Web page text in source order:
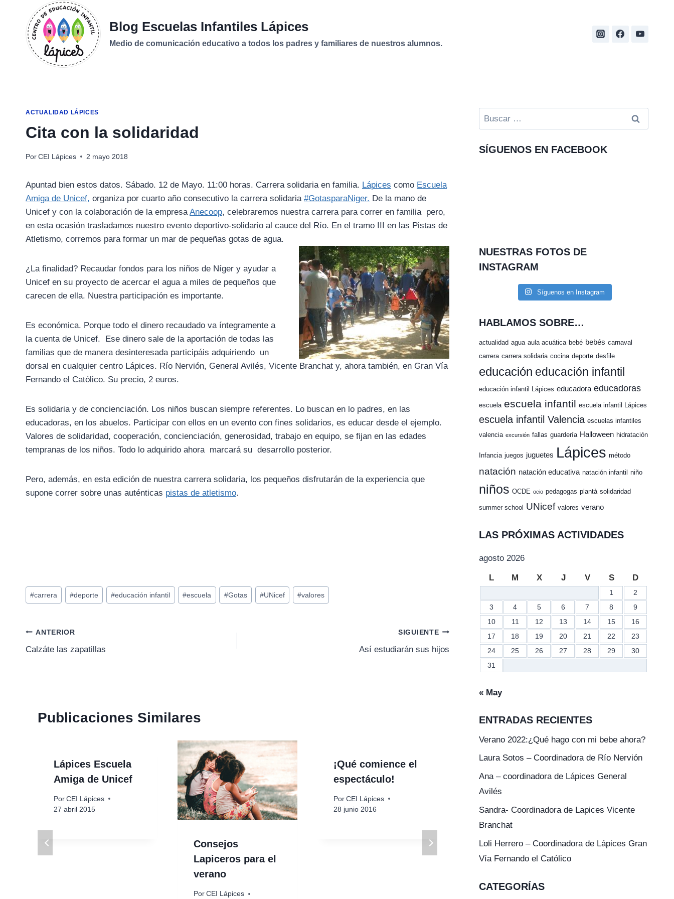
contenido
Blog Escuelas Infantiles Lápices
Medio de comunicación educativo a todos los padres y familiares de nuestros alumnos.
ACTUALIDAD LÁPICES
Cita con la solidaridad
Por CEI Lápices 2 mayo 2018
Apuntad bien estos datos. Sábado. 12 de Mayo. 11:00 horas. Carrera solidaria en familia. Lápices como Escuela
Amiga de Unicef, organiza por cuarto año consecutivo la carrera solidaria #GotasparaNiger. De la mano de
Unicef y con la colaboración de la empresa Anecoop, celebraremos nuestra carrera para correr en familia pero,
en esta ocasión trasladamos nuestro evento deportivo-solidario al cauce del Río. En el tramo III en las Pistas de
Atletismo, corremos para formar un mar de pequeñas gotas de agua.
¿La finalidad? Recaudar fondos para los niños de Níger y ayudar a
Unicef en su proyecto de acercar el agua a miles de pequeños que
carecen de ella. Nuestra participación es importante.
Es económica. Porque todo el dinero recaudado va íntegramente a
la cuenta de Unicef. Ese dinero sale de la aportación de todas las
familias que de manera desinteresada participáis adquiriendo un
dorsal en cualquier centro Lápices. Río Nervión, General Avilés, Vicente Branchat y, ahora también, en Gran Vía
Fernando el Católico. Su precio, 2 euros.
Es solidaria y de concienciación. Los niños buscan siempre referentes. Lo buscan en lo padres, en las
educadoras, en los abuelos. Participar con ellos en un evento con fines solidarios, es educar desde el ejemplo.
Valores de solidaridad, cooperación, concienciación, generosidad, trabajo en equipo, se fijan en las edades
tempranas de los niños. Todo lo adquirido ahora marcará su desarrollo posterior.
Pero, además, en esta edición de nuestra carrera solidaria, los pequeños disfrutarán de la experiencia que
supone correr sobre unas auténticas pistas de atletismo.
Etiquetas
de
entrada:
#carrera #deporte #educación infantil #escuela #Gotas #UNicef #valores
Navegación
de
ANTERIOR
Calzáte las zapatillas
SIGUIENTE
Así estudiarán sus hijos
Publicaciones Similares
Lápices Escuela
Amiga de Unicef
Por CEI Lápices
27 abril 2015
Consejos
Lapiceros para el
verano
Por CEI Lápices
¡Qué comience el
espectáculo!
Por CEI Lápices
28 junio 2016
Fiesta navideña
12 diciembre 2014
La paz
con una
2 febrero 2015
Buscar:
SÍGUENOS EN FACEBOOK
NUESTRAS FOTOS DE
INSTAGRAM
Síguenos en Instagram
HABLAMOS SOBRE…
actualidad agua aula acuática bebé bebés carnaval
carrera carrera solidaria cocina deporte desfile
educación educación infantil
educación infantil Lápices educadora educadoras
escuela escuela infantil escuela infantil Lápices
escuela infantil Valencia escuelas infantiles
valencia excursión fallas guardería Halloween hidratación
Infancia juegos juguetes Lápices método
natación natación educativa natación infantil niño
niños OCDE ocio pedagogas plantà solidaridad
summer school UNicef valores verano
LAS PRÓXIMAS ACTIVIDADES
agosto 2026
L M X J V S D
1
2
3
4 5 6 7 8
9
10
11 12 13 14 15
16
17
18 19 20 21 22
23
24
25 26 27 28 29
30
31
« May
ENTRADAS RECIENTES
Verano 2022:¿Qué hago con mi bebe ahora?
Laura Sotos – Coordinadora de Río Nervión
Ana – coordinadora de Lápices General
Avilés
Sandra- Coordinadora de Lapices Vicente
Branchat
Loli Herrero – Coordinadora de Lápices Gran
Vía Fernando el Católico
CATEGORÍAS